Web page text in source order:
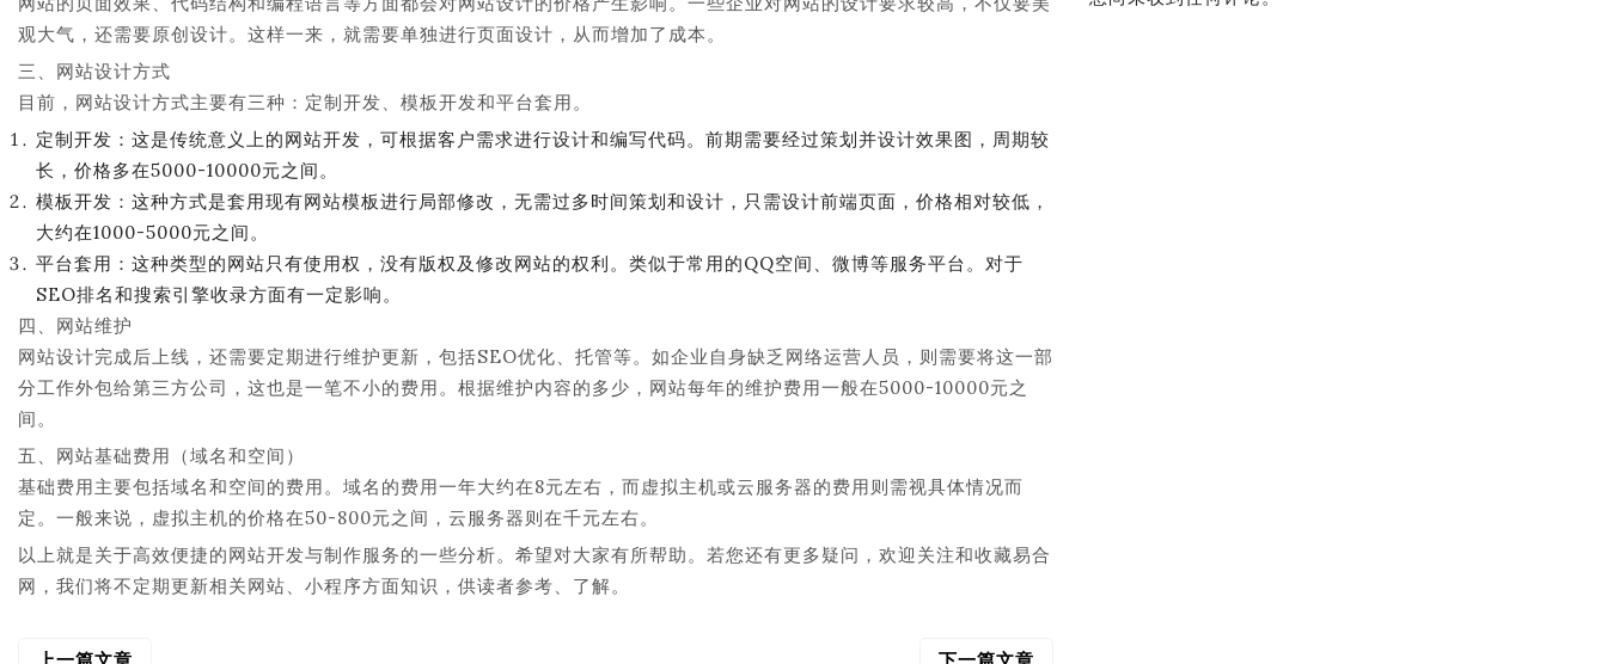
观大气，还需要原创设计。这样一来，就需要单独进行页面设计，从而增加了成本。
三、网站设计方式
目前，网站设计方式主要有三种：定制开发、模板开发和平台套用。
定制开发：这是传统意义上的网站开发，可根据客户需求进行设计和编写代码。前期需要经过策划并设计效果图，周期较
长，价格多在5000-10000元之间。
模板开发：这种方式是套用现有网站模板进行局部修改，无需过多时间策划和设计，只需设计前端页面，价格相对较低，
大约在1000-5000元之间。
平台套用：这种类型的网站只有使用权，没有版权及修改网站的权利。类似于常用的QQ空间、微博等服务平台。对于
SEO排名和搜索引擎收录方面有一定影响。
四、网站维护
网站设计完成后上线，还需要定期进行维护更新，包括SEO优化、托管等。如企业自身缺乏网络运营人员，则需要将这一部
分工作外包给第三方公司，这也是一笔不小的费用。根据维护内容的多少，网站每年的维护费用一般在5000-10000元之
间。
五、网站基础费用（域名和空间）
基础费用主要包括域名和空间的费用。域名的费用一年大约在8元左右，而虚拟主机或云服务器的费用则需视具体情况而
定。一般来说，虚拟主机的价格在50-800元之间，云服务器则在千元左右。
以上就是关于高效便捷的网站开发与制作服务的一些分析。希望对大家有所帮助。若您还有更多疑问，欢迎关注和收藏易合
网，我们将不定期更新相关网站、小程序方面知识，供读者参考、了解。